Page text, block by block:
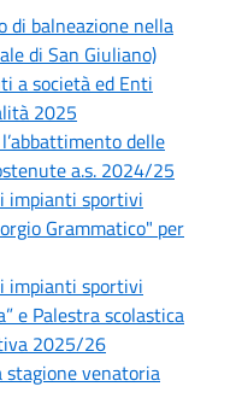
di balneazione nella
di San Giuliano)
a società ed Enti
2025
delle
a.s. 2024/25
impianti sportivi
Grammatico" per
impianti sportivi
e Palestra scolastica
2025/26
stagione venatoria